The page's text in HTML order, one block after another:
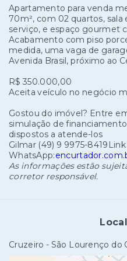
Apartamento para venda
70m², com 02 quartos, sala
serviço, e espaço gourmet
Acabamento com piso
medida, uma vaga de
Avenida Brasil, próximo ao
R$ 350.000,00
Aceita veículo no negócio
Gostou do imóvel? Entre
simulação de
dispostos a atende-los
Gilmar (49) 9 9975-
WhatsApp:
As informações estão
corretor responsável.
Cruzeiro - São Lourenço do